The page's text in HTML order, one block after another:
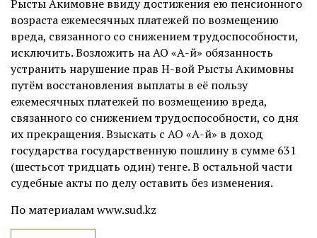
Рысты Акимовне ввиду достижения ею пенсионного
возраста ежемесячных платежей по возмещению
вреда, связанного со снижением трудоспособности,
исключить. Возложить на АО «А-й» обязанность
устранить нарушение прав Н-вой Рысты Акимовны
путём восстановления выплаты в её пользу
ежемесячных платежей по возмещению вреда,
связанного со снижением трудоспособности, со дня
их прекращения. Взыскать с АО «А-й» в доход
государства государственную пошлину в сумме 631
(шестьсот тридцать один) тенге. В остальной части
судебные акты по делу оставить без изменения.
По материалам www.sud.kz